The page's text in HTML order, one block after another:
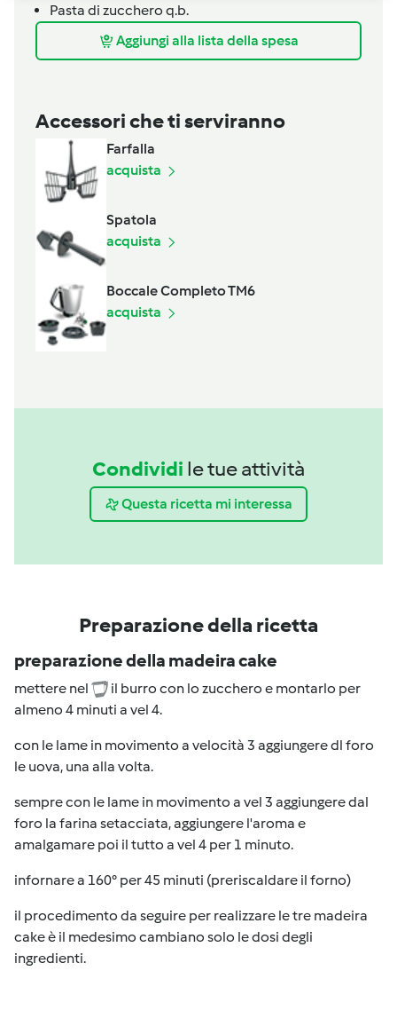
Pasta di zucchero q.b.
Aggiungi alla lista della spesa
Accessori che ti serviranno
Farfalla
acquista
Spatola
acquista
Boccale Completo TM6
acquista
Condividi le tue attività
Questa ricetta mi interessa
Preparazione della ricetta
preparazione della madeira cake
mettere nel
il burro con lo zucchero e montarlo per
almeno 4 minuti a vel 4.
con le lame in movimento a velocità 3 aggiungere dl foro
le uova, una alla volta.
sempre con le lame in movimento a vel 3 aggiungere dal
foro la farina setacciata, aggiungere l'aroma e
amalgamare poi il tutto a vel 4 per 1 minuto.
infornare a 160° per 45 minuti (preriscaldare il forno)
il procedimento da seguire per realizzare le tre madeira
cake è il medesimo cambiano solo le dosi degli
ingredienti.